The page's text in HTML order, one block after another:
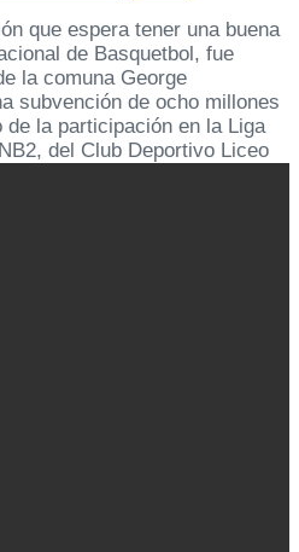
que espera tener una buena
de Basquetbol, fue
la comuna George
subvención de ocho millones
la participación en la Liga
del Club Deportivo Liceo